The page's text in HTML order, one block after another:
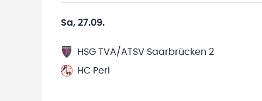
Sa, 27.09.
HSG TVA/ATSV Saarbrücken 2
HC Perl